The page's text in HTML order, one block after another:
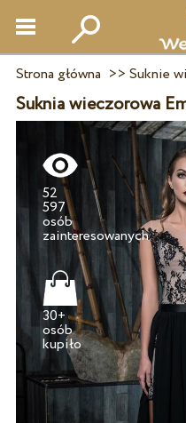
Strona główna >> Suknie
Suknia wieczorowa
52
597
osób
zainteresowanych
30+
osób
kupiło